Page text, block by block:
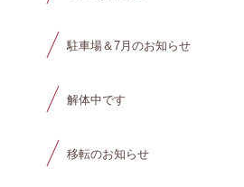
駐車場＆7月のお知らせ
解体中です
移転のお知らせ